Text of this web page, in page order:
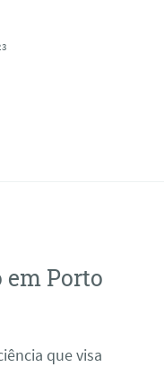
Porto
que visa